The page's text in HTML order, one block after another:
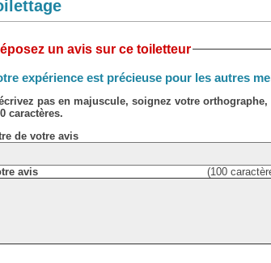
un avis sur ce toiletteur
expérience est précieuse pour les autres
pas en majuscule, soignez votre
caractères.
de votre avis
avis (100